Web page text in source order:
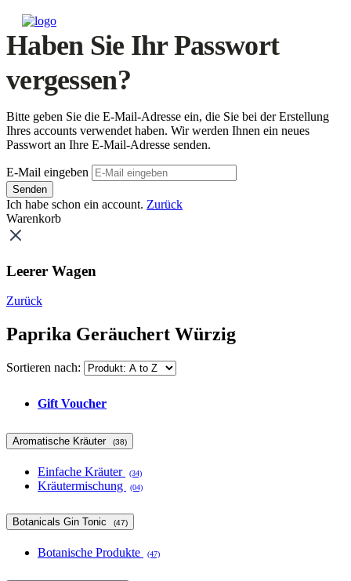
Haben Sie Ihr Passwort
vergessen?
Bitte geben Sie die E-Mail-Adresse ein, die Sie bei der Erstellung
Ihres accounts verwendet haben. Wir werden Ihnen ein neues
Passwort an Ihre E-Mail-Adresse senden.
E-Mail eingeben
Senden
Ich habe schon ein account. Zurück
Warenkorb
Leerer Wagen
Zurück
Paprika Geräuchert Würzig
Sortieren nach:
Gift Voucher
Aromatische Kräuter (38)
Einfache Kräuter (34)
Kräutermischung (04)
Botanicals Gin Tonic (47)
Botanische Produkte (47)